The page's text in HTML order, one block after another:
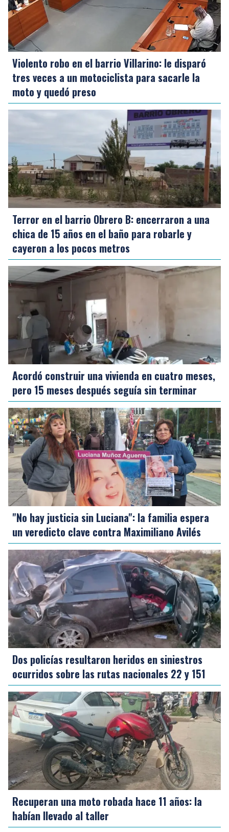
Violento robo en el barrio Villarino: le disparó
tres veces a un motociclista para sacarle la
moto y quedó preso
Terror en el barrio Obrero B: encerraron a una
chica de 15 años en el baño para robarle y
cayeron a los pocos metros
Acordó construir una vivienda en cuatro meses,
pero 15 meses después seguía sin terminar
"No hay justicia sin Luciana": la familia espera
un veredicto clave contra Maximiliano Avilés
Dos policías resultaron heridos en siniestros
ocurridos sobre las rutas nacionales 22 y 151
Recuperan una moto robada hace 11 años: la
habían llevado al taller